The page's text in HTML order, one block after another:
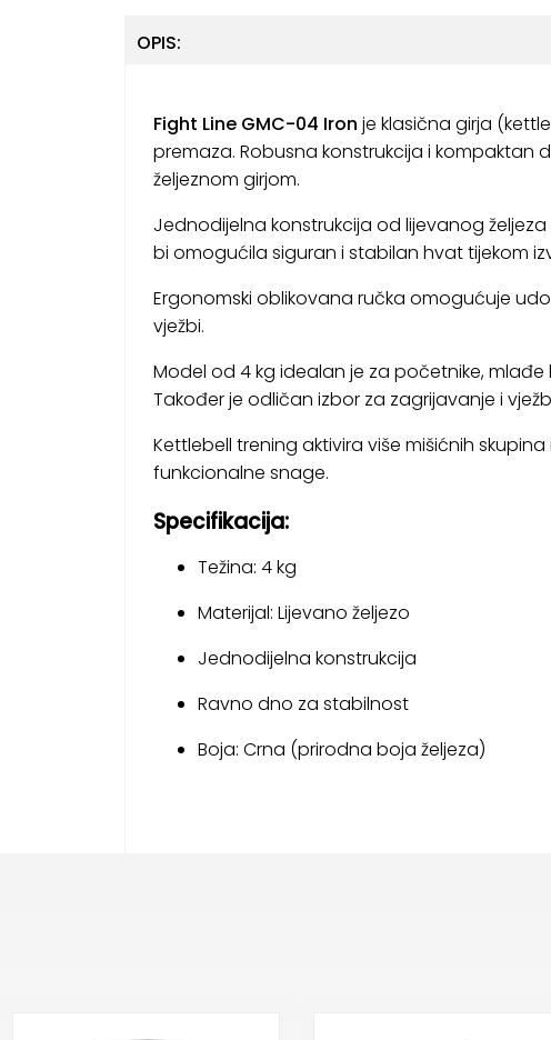
OPIS:
Fight Line GMC-04 Iron je klasična girja
premaza. Robusna konstrukcija i
željeznom girjom.
Jednodijelna konstrukcija od lijevanog
bi omogućila siguran i stabilan hvat tijekom
Ergonomski oblikovana ručka omogućuje
vježbi.
Model od 4 kg idealan je za početnike,
Također je odličan izbor za zagrijavanje i
Kettlebell trening aktivira više mišićnih
funkcionalne snage.
Specifikacija:
Težina: 4 kg
Materijal: Lijevano željezo
Jednodijelna konstrukcija
Ravno dno za stabilnost
Boja: Crna (prirodna boja željeza)